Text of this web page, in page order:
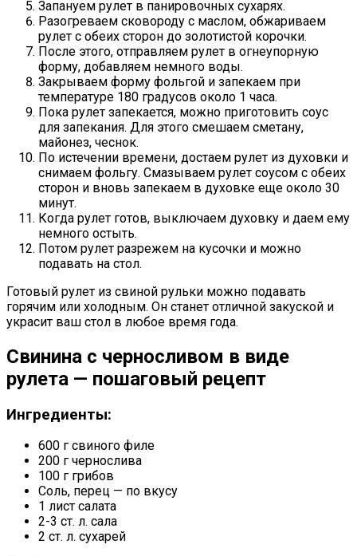
Запануем рулет в панировочных сухарях.
Разогреваем сковороду с маслом, обжариваем
рулет с обеих сторон до золотистой корочки.
После этого, отправляем рулет в огнеупорную
форму, добавляем немного воды.
Закрываем форму фольгой и запекаем при
температуре 180 градусов около 1 часа.
Пока рулет запекается, можно приготовить соус
для запекания. Для этого смешаем сметану,
майонез, чеснок.
По истечении времени, достаем рулет из духовки и
снимаем фольгу. Смазываем рулет соусом с обеих
сторон и вновь запекаем в духовке еще около 30
минут.
Когда рулет готов, выключаем духовку и даем ему
немного остыть.
Потом рулет разрежем на кусочки и можно
подавать на стол.
Готовый рулет из свиной рульки можно подавать
горячим или холодным. Он станет отличной закуской и
украсит ваш стол в любое время года.
Свинина с черносливом в виде
рулета — пошаговый рецепт
Ингредиенты:
600 г свиного филе
200 г чернослива
100 г грибов
Соль, перец — по вкусу
1 лист салата
2-3 ст. л. сала
2 ст. л. сухарей